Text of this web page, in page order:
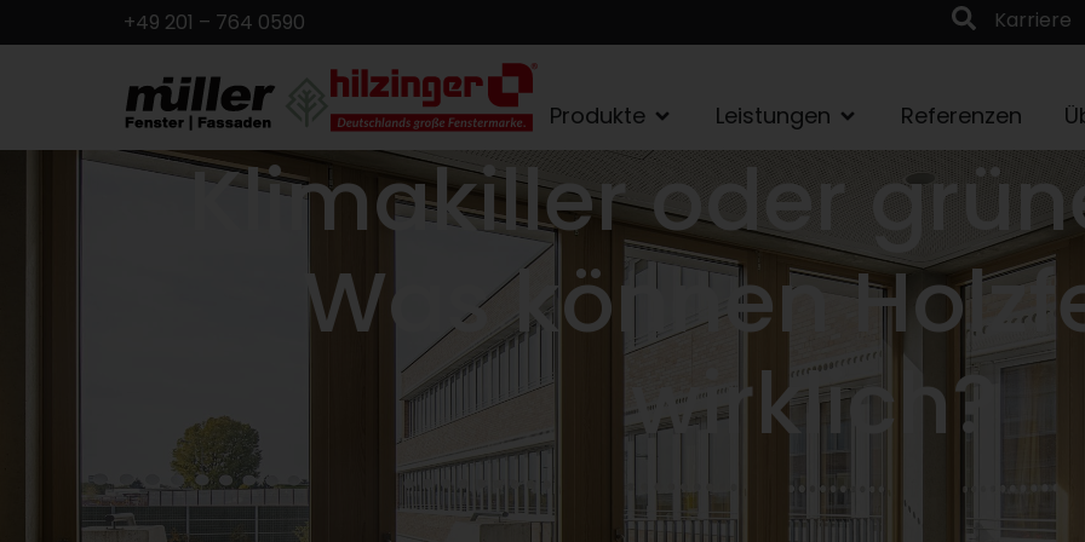
+49 201 – 764 0590 Karriere
Produkte Leistungen Referenzen
Klimakiller oder
Was können
wirklich?